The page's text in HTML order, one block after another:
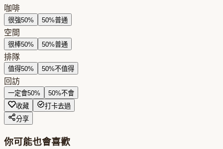
咖啡
很強50% 50%普通
空間
很棒50% 50%普通
排隊
值得50% 50%不值得
回訪
一定會50% 50%不會
收藏
打卡去過
分享
你可能也會喜歡